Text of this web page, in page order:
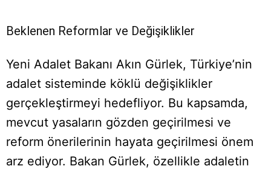
Beklenen Reformlar ve Değişiklikler
Yeni Adalet Bakanı Akın Gürlek, Türkiye’nin
adalet sisteminde köklü değişiklikler
gerçekleştirmeyi hedefliyor. Bu kapsamda,
mevcut yasaların gözden geçirilmesi ve
reform önerilerinin hayata geçirilmesi önem
arz ediyor. Bakan Gürlek, özellikle adaletin